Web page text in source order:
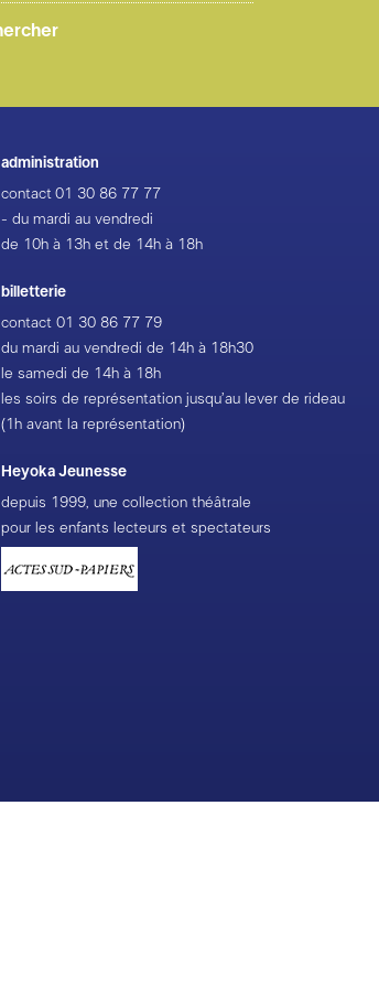
du Pôle européen de création ainsi qu’au
administration
contact 01 30 86 77 77
- du mardi au vendredi
de 10h à 13h et de 14h à 18h
billetterie
contact 01 30 86 77 79
du mardi au vendredi de 14h à 18h30
le samedi de 14h à 18h
les soirs de représentation jusqu’au lever de rideau
(1h avant la représentation)
Heyoka Jeunesse
depuis 1999, une collection théâtrale
pour les enfants lecteurs et spectateurs